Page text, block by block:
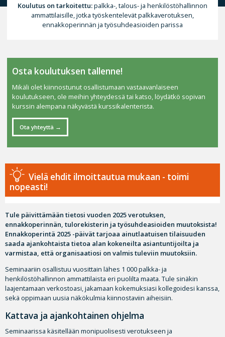
Koulutus on tarkoitettu:palkka-, talous- ja henkilöstöhallinnon
ammattilaisille, jotka työskentelevät palkkaverotuksen,
ennakkoperinnän ja työsuhdeasioiden parissa
Vielä ehdit ilmoittautua mukaan - toimi
nopeasti!
Tule päivittämään tietosi vuoden 2025 verotuksen,
ennakkoperinnän, tulorekisterin ja työsuhdeasioiden muutoksista!
Ennakkoperintä 2025 -päivät tarjoaa ainutlaatuisen tilaisuuden
saada ajankohtaista tietoa alan kokeneilta asiantuntijoilta ja
varmistaa, että organisaatiosi on valmis tuleviin muutoksiin.
Seminaariin osallistuu vuosittain lähes 1 000 palkka- ja
henkilöstöhallinnon ammattilaista eri puolilta maata. Tule sinäkin
laajentamaan verkostoasi, jakamaan kokemuksiasi kollegoidesi kanssa,
sekä oppimaan uusia näkökulmia kiinnostaviin aiheisiin.
Kattava ja ajankohtainen ohjelma
Seminaarissa käsitellään monipuolisesti verotukseen ja
Osta koulutuksen tallenne!
Mikäli olet kiinnostunut osallistumaan vastaavanlaiseen
koulutukseen, ole meihin yhteydessä tai katso, löydätkö sopivan
kurssin alempana näkyvästä kurssikalenterista.
Ota yhteyttä